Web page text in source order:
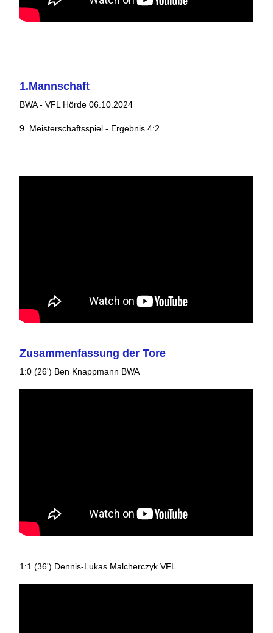
1.Mannschaft
BWA - VFL Hörde 06.10.2024
9. Meisterschaftsspiel - Ergebnis 4:2
Zusammenfassung der Tore
1:0 (26') Ben Knappmann BWA
1:1 (36') Dennis-Lukas Malcherczyk VFL